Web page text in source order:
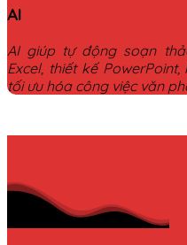
AI
AI giúp tự động soạn
Excel, thiết kế
tối ưu hóa công việc văn